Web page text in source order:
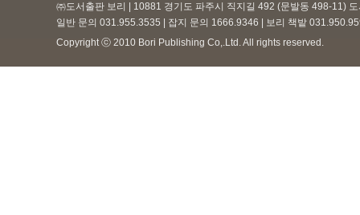
㈜도서출판 보리 | 10881 경기도 파주시 직지길 492 (문발동 498-11)
일반 문의 031.955.3535 | 잡지 문의 1666.9346 | 보리 책밭
Copyright ⓒ 2010 Bori Publishing Co,.Ltd. All rights reserved.